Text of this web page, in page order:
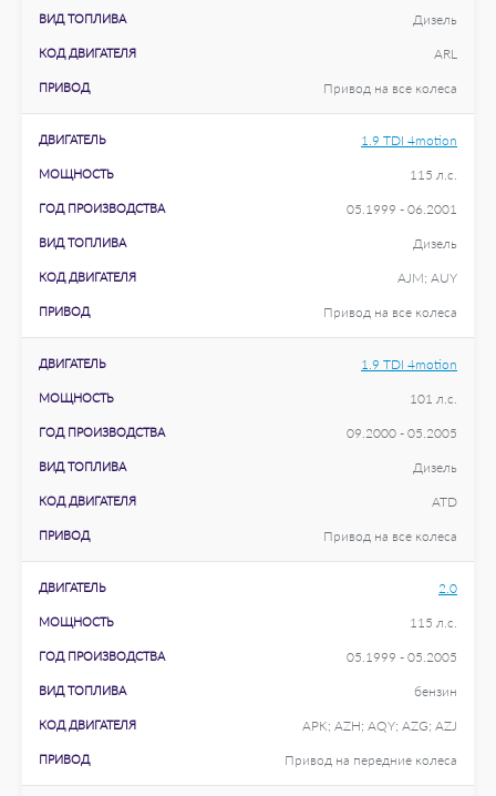
ВИД ТОПЛИВА Дизель
КОД ДВИГАТЕЛЯ ARL
ПРИВОД Привод на все колеса
ДВИГАТЕЛЬ 1.9 TDI 4motion
МОЩНОСТЬ 115 л.с.
ГОД ПРОИЗВОДСТВА 05.1999 - 06.2001
ВИД ТОПЛИВА Дизель
КОД ДВИГАТЕЛЯ AJM; AUY
ПРИВОД Привод на все колеса
ДВИГАТЕЛЬ 1.9 TDI 4motion
МОЩНОСТЬ 101 л.с.
ГОД ПРОИЗВОДСТВА 09.2000 - 05.2005
ВИД ТОПЛИВА Дизель
КОД ДВИГАТЕЛЯ ATD
ПРИВОД Привод на все колеса
ДВИГАТЕЛЬ 2.0
МОЩНОСТЬ 115 л.с.
ГОД ПРОИЗВОДСТВА 05.1999 - 05.2005
ВИД ТОПЛИВА бензин
КОД ДВИГАТЕЛЯ APK; AZH; AQY; AZG; AZJ
ПРИВОД Привод на передние колеса